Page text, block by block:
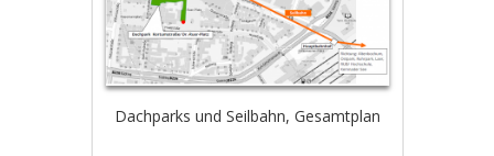
Dachparks und Seilbahn, Gesamtplan